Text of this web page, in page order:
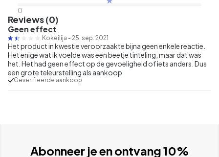
0
Reviews (0)
Geen effect
Kokeilija - 25. sep. 2021
Het product in kwestie veroorzaakte bijna geen enkele reactie.
Het enige wat ik voelde was een beetje tinteling, maar dat was
het. Het had geen effect op de gevoeligheid of iets anders. Dus
een grote teleurstelling als aankoop
Geverifieerde aankoop
Abonneer je en ontvang 10%